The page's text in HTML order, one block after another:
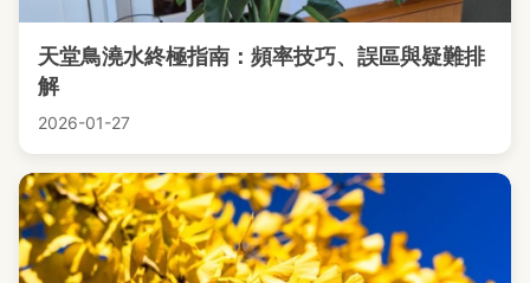
天堂鳥澆水終極指南：頻率技巧、誤區與疑難排
解
2026-01-27